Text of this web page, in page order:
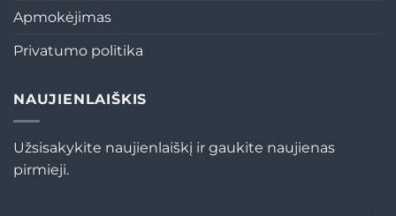
Apmokėjimas
Privatumo politika
NAUJIENLAIŠKIS
Užsisakykite naujienlaiškį ir gaukite naujienas
pirmieji.